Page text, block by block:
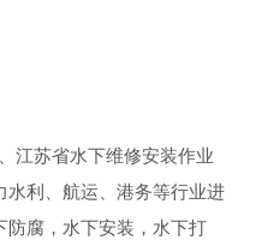
江苏省水下维修安装作业
水利、航运、港务等行业进
防腐，水下安装，水下打